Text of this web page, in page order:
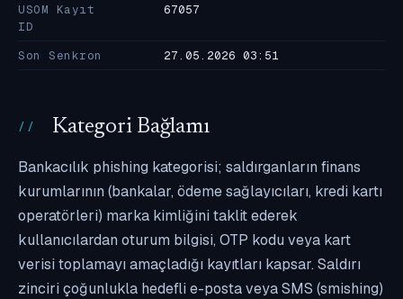
USOM Kayıt
ID
67057
Son Senkron 27.05.2026 03:51
Kategori Bağlamı
Bankacılık phishing kategorisi; saldırganların finans
kurumlarının (bankalar, ödeme sağlayıcıları, kredi kartı
operatörleri) marka kimliğini taklit ederek
kullanıcılardan oturum bilgisi, OTP kodu veya kart
verisi toplamayı amaçladığı kayıtları kapsar. Saldırı
zinciri çoğunlukla hedefli e-posta veya SMS (smishing)